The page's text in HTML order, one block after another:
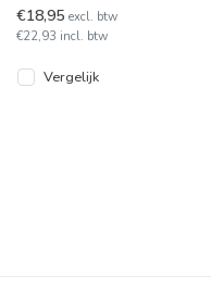
kleuren leverbaar. Veelzij
€18,95 excl. btw
€22,93 incl. btw
Vergelijk